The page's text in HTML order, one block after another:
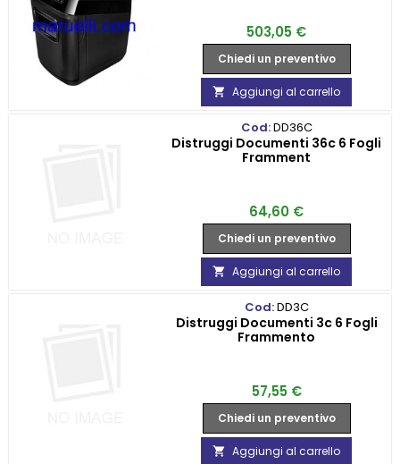
Prezzo
503,05 €
Chiedi un preventivo
 Aggiungi al carrello
Cod:DD36C
Distruggi Documenti 36c 6 Fogli
Framment
Prezzo
64,60 €
Chiedi un preventivo
 Aggiungi al carrello
Cod:DD3C
Distruggi Documenti 3c 6 Fogli
Frammento
Prezzo
57,55 €
Chiedi un preventivo
 Aggiungi al carrello